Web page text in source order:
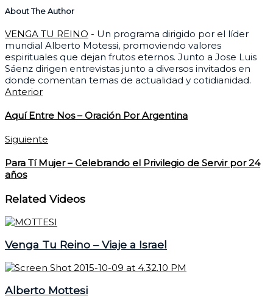
About The Author
VENGA TU REINO - Un programa dirigido por el líder
mundial Alberto Motessi, promoviendo valores
espirituales que dejan frutos eternos. Junto a Jose Luis
Sáenz dirigen entrevistas junto a diversos invitados en
donde comentan temas de actualidad y cotidianidad.
Anterior
Aquí Entre Nos – Oración Por Argentina
Siguiente
Para Tí Mujer – Celebrando el Privilegio de Servir por 24
años
Related Videos
Venga Tu Reino – Viaje a Israel
Alberto Mottesi